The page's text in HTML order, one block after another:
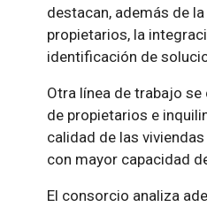
destacan, además de
propietarios, la
identificación de
Otra línea de trabajo
de propietarios e
calidad de las
con mayor capacidad
El consorcio analiza